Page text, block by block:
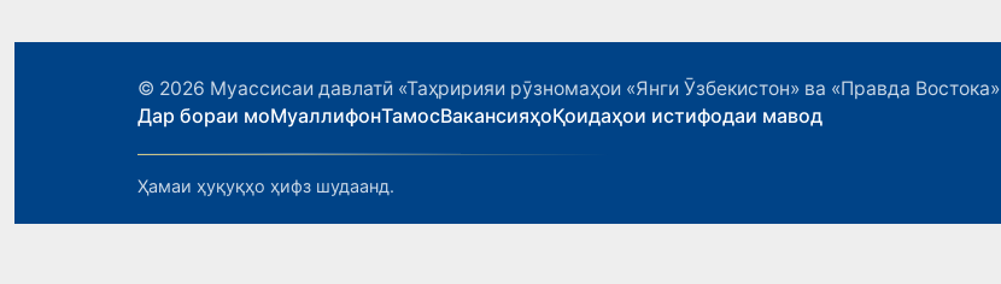
© 2026 Муассисаи давлатӣ «Таҳририяи рӯзномаҳои «Янги Ӯзбекистон» ва «Правда Востока»
Дар бораи моМуаллифонТамосВакансияҳоҚоидаҳои истифодаи мавод
Ҳамаи ҳуқуқҳо ҳифз шудаанд.